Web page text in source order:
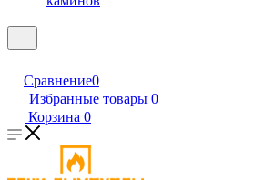
Сравнение0
Избранные товары 0
Корзина 0